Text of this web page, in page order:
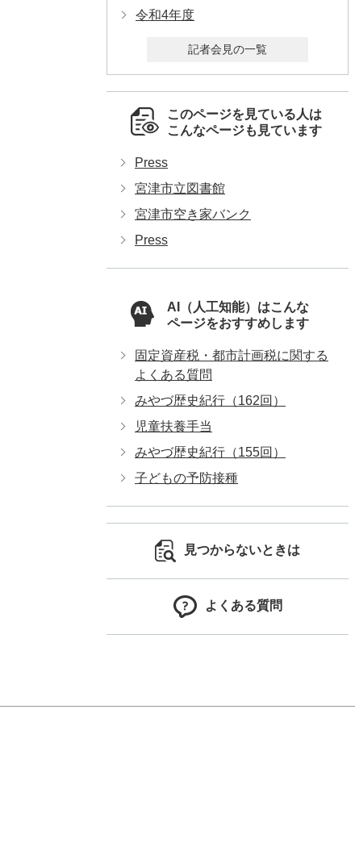
令和4年度
記者会見の一覧
このページを見ている人は
こんなページも見ています
Press
宮津市立図書館
宮津市空き家バンク
Press
AI（人工知能）はこんな
ページをおすすめします
固定資産税・都市計画税に関する
よくある質問
みやづ歴史紀行（162回）
児童扶養手当
みやづ歴史紀行（155回）
子どもの予防接種
見つからないときは
よくある質問